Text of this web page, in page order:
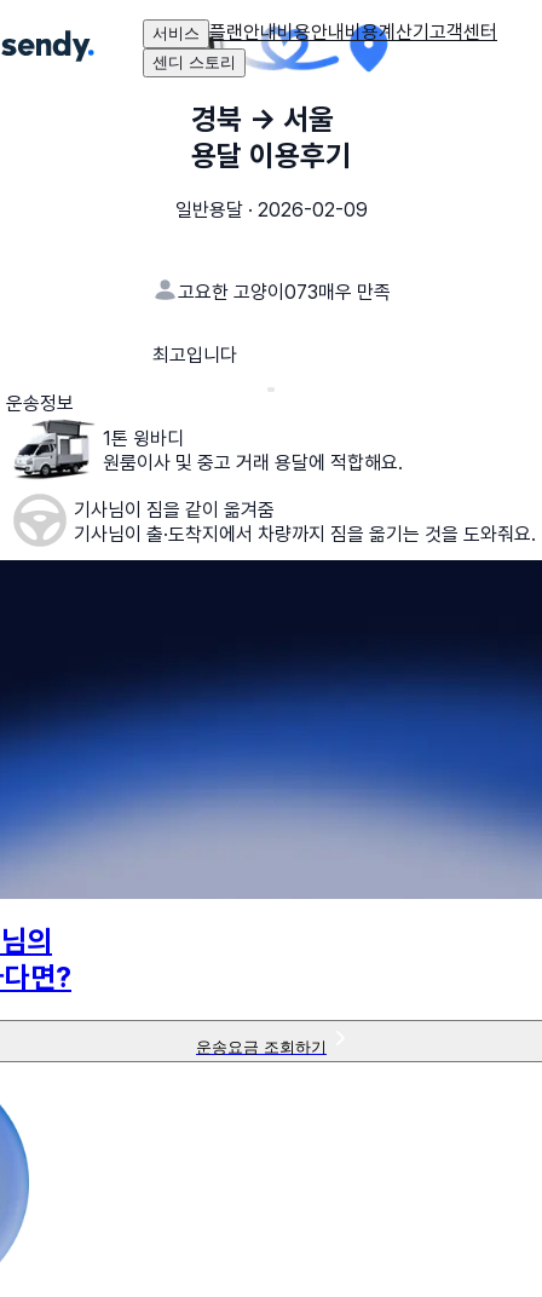
서비스 플랜안내비용안내비용계산기고객센터
센디 스토리
경북 → 서울
용달 이용후기
일반용달· 2026-02-09
고요한 고양이073매우 만족
최고입니다
운송정보
1톤 윙바디
원룸이사 및 중고 거래 용달에 적합해요.
기사님이 짐을 같이 옮겨줌
기사님이 출·도착지에서 차량까지 짐을 옮기는 것을 도와줘요.
님의
면?
운송요금 조회하기